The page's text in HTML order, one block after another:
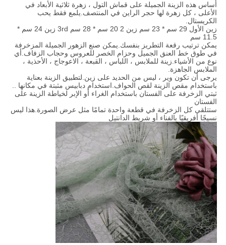
أساس هذه الزينة الجميلة على قماش التول ، زهرة ثلاثية الأبعاد في
الأعلى ، كل زهرة لها حجر الراين في المنتصف.يلمع فقط يحب
الكريستال.
زين الأول 29 سم * 23 سم زين 2 20 سم * 28 سم 3rd زين 24 سم *
11.5 سم
يمكن ترتيب رقعة التطريز بنفسك.يمكن صنع الزهور الجميلة المزخرفة
في طوق خط العنق الجميل وحزام الخصر للعروس وحجاب الزفاف.أي
نوع من الأشياء.زينة للملابس ، اللباس ، القبعة ، الاعوجاج ، الأحذية ،
الملابس الجاهزة.
يرجى أن تكون وير ، ليس من الحديد على زين.لتطبيق الزينة بعناية
باستخدام مقص الزينة لقص الحواف.استخدام دبابيس مثبتة في مكانها ..
ثبتي الزخرفة على الفستان باستخدام الغراء أو الإبر لخياطة الزينة على
الفستان
ستتلقى كل الزخرفة في قطعة واحدة تمامًا مثل عرض الصورة.هذا ليس
نسيجًا أفريقيًا بالفناء أو شريط الدانتيل